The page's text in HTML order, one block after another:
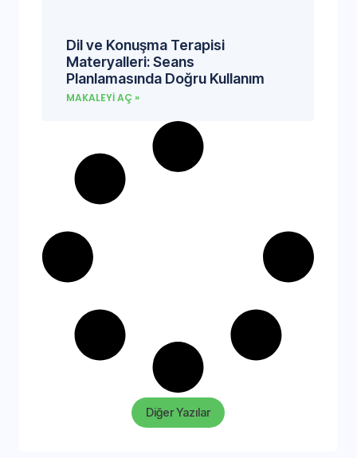
Dil ve Konuşma Terapisi
Materyalleri: Seans
Planlamasında Doğru Kullanım
MAKALEYI AÇ »
Diğer Yazılar